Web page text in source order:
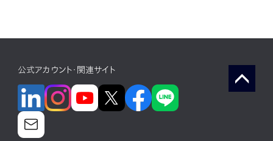
公式アカウント・関連サイト